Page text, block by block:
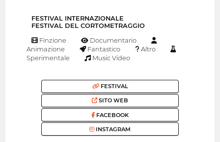
FESTIVAL INTERNAZIONALE
FESTIVAL DEL CORTOMETRAGGIO
Finzione
Documentario
Animazione
Fantastico
Altro
Sperimentale
Music Video
FESTIVAL
SITO WEB
FACEBOOK
INSTAGRAM